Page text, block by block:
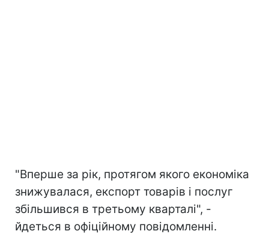
"Вперше за рік, протягом якого економіка
знижувалася, експорт товарів і послуг
збільшився в третьому кварталі", -
йдеться в офіційному повідомленні.